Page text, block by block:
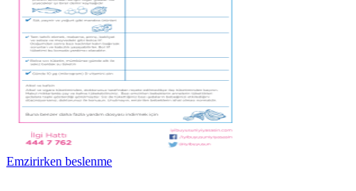
Emzirirken beslenme